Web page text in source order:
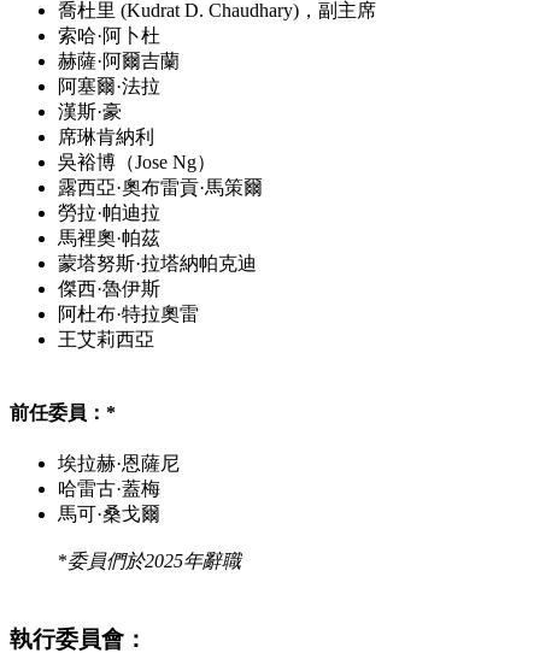
喬杜里 (Kudrat D. Chaudhary)，副主席
索哈·阿卜杜
赫薩·阿爾吉蘭
阿塞爾·法拉
漢斯·豪
席琳肯納利
吳裕博（Jose Ng）
露西亞·奧布雷貢·馬策爾
勞拉·帕迪拉
馬裡奧·帕茲
蒙塔努斯·拉塔納帕克迪
傑西·魯伊斯
阿杜布·特拉奧雷
王艾莉西亞
前任委員：*
埃拉赫·恩薩尼
哈雷古·蓋梅
馬可·桑戈爾
*委員們於2025年辭職
執行委員會：